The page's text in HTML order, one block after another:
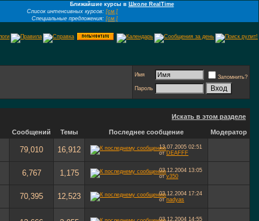
Ближайшие курсы в Школе RealTime
Список интенсивных курсов: [см.]
Специальные предложения: [см.]
Имя
Запомнить?
Пароль
Искать в этом разделе
Сообщений Темы Последнее сообщение Модератор
79,010 16,912 13.07.2005 02:51
отDEAFFF
6,767 1,175 03.12.2004 13:05
отv350
70,395 12,523 03.12.2004 17:24
отnadyas
03.12.2004 14:55